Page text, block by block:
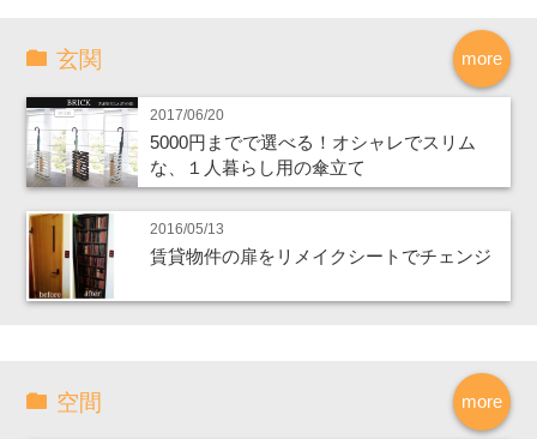
more
玄関
2017/06/20
5000円までで選べる！オシャレでスリム
な、１人暮らし用の傘立て
2016/05/13
賃貸物件の扉をリメイクシートでチェンジ
more
空間